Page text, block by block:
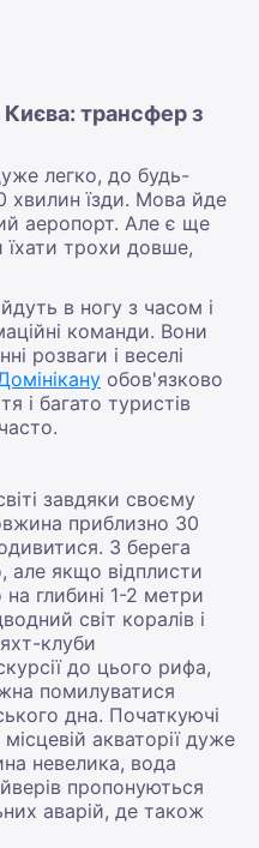
трансфер з
легко, до будь-
хвилин їзди. Мова йде
аеропорт. Але є ще
трохи довше,
в ногу з часом і
команди. Вони
розваги і веселі
обов'язково
і багато туристів
завдяки своєму
приблизно 30
З берега
але якщо відплисти
на глибині 1-2 метри
світ коралів і
клуби
до цього рифа,
помилуватися
дна. Початкуючі
акваторії дуже
невелика, вода
пропонуються
аварій, де також